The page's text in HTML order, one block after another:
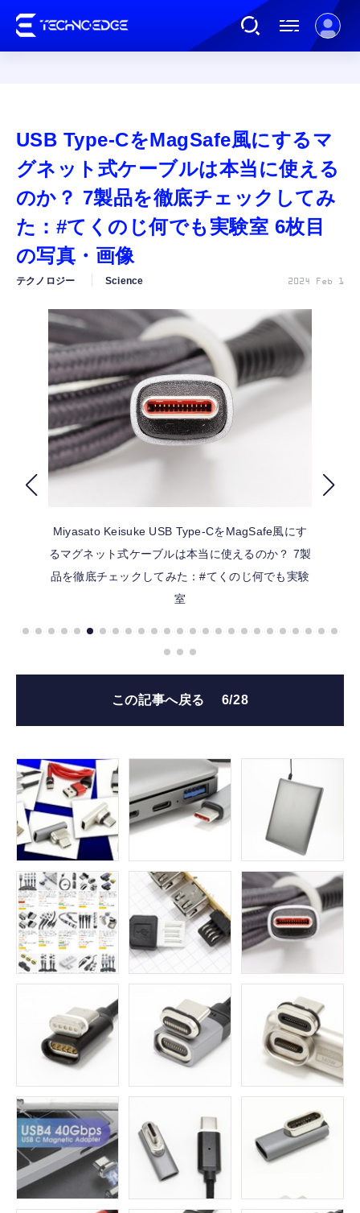
AI
ガジェット
カルチャー
公式ストア
FOLLOW US
USB Type-CをMagSafe風にするマ
グネット式ケーブルは本当に使える
のか？ 7製品を徹底チェックしてみ
た：#てくのじ何でも実験室 6枚目
の写真・画像
テクノロジー Science 2024 Feb 1
Miyasato Keisuke USB Type-CをMagSafe風にす
るマグネット式ケーブルは本当に使えるのか？ 7製
品を徹底チェックしてみた：#てくのじ何でも実験
室
この記事へ戻る 6/28